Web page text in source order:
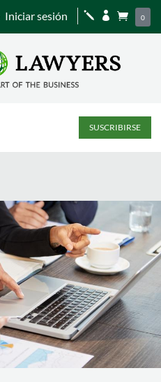
Iniciar sesión j   0
SUSCRIBIRSE